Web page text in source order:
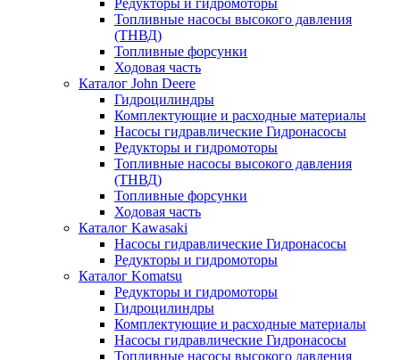
Редукторы и гидромоторы
Топливные насосы высокого давления
(ТНВД)
Топливные форсунки
Ходовая часть
Каталог John Deere
Гидроцилиндры
Комплектующие и расходные материалы
Насосы гидравлические Гидронасосы
Редукторы и гидромоторы
Топливные насосы высокого давления
(ТНВД)
Топливные форсунки
Ходовая часть
Каталог Kawasaki
Насосы гидравлические Гидронасосы
Редукторы и гидромоторы
Каталог Komatsu
Редукторы и гидромоторы
Гидроцилиндры
Комплектующие и расходные материалы
Насосы гидравлические Гидронасосы
Топливные насосы высокого давления